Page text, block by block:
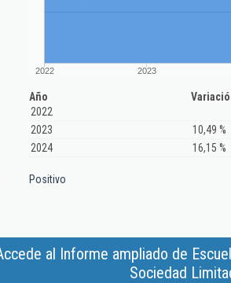
2022 2023
Año
2022
2023
10,49 %
2024
16,15 %
Positivo
al Informe ampliado de
Sociedad